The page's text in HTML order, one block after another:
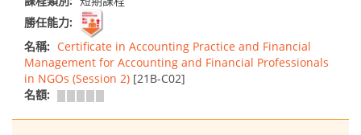
勝任能力:
名稱: Certificate in Accounting Practice and Financial
Management for Accounting and Financial Professionals
in NGOs (Session 2) [21B-C02]
名額: